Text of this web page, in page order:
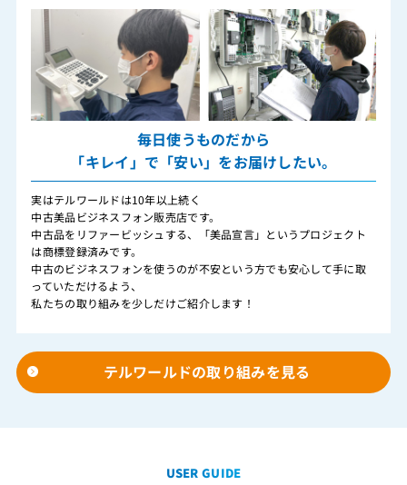
毎日使うものだから
「キレイ」で「安い」をお届けしたい。
実はテルワールドは10年以上続く
中古美品ビジネスフォン販売店です。
中古品をリファービッシュする、「美品宣言」というプロジェクト
は商標登録済みです。
中古のビジネスフォンを使うのが不安という方でも安心して手に取
っていただけるよう、
私たちの取り組みを少しだけご紹介します！
テルワールドの取り組みを見る
USER GUIDE